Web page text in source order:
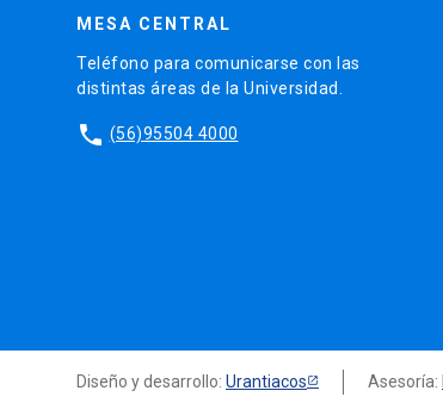
MESA CENTRAL
Teléfono para comunicarse con las
distintas áreas de la Universidad.
phone (56)95504 4000
Diseño y desarrollo: Urantiacos Asesoría: